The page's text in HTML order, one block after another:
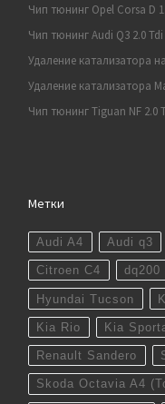
Чип тюнинг Opel Corsa D
Чип тюнинг Audi Q3 2.0 Tdi
Удаление катализатора
Удаление катализатора
Чип тюнинг Tiguan NF 2.0
Метки
Audi A4 Audi q3
Citroen C4 dq200
Hyundai Tucson
Kia Rio Kia
Renault Sandero
Skoda Octavia A4